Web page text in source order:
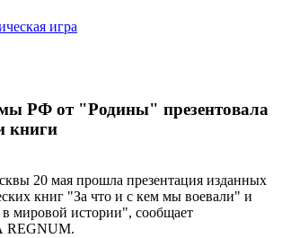
игра
РФ от "Родины" презентовала
книги
20 мая прошла презентация изданных
книг "За что и с кем мы воевали" и
в мировой истории", сообщает
REGNUM.